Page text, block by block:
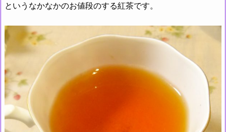
というなかなかのお値段のする紅茶です。